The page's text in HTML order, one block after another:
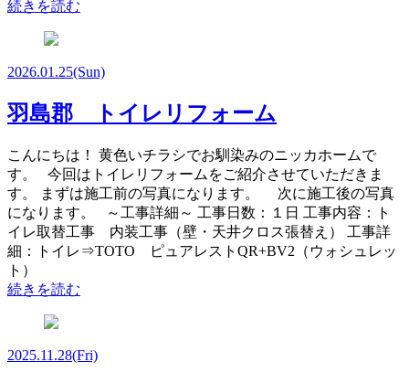
続きを読む
2026.01.25(Sun)
羽島郡 トイレリフォーム
こんにちは！ 黄色いチラシでお馴染みのニッカホームで
す。 今回はトイレリフォームをご紹介させていただきま
す。 まずは施工前の写真になります。 次に施工後の写真
になります。 ～工事詳細～ 工事日数：１日 工事内容：ト
イレ取替工事 内装工事（壁・天井クロス張替え） 工事詳
細：トイレ⇒TOTO ピュアレストQR+BV2（ウォシュレッ
ト）
続きを読む
2025.11.28(Fri)